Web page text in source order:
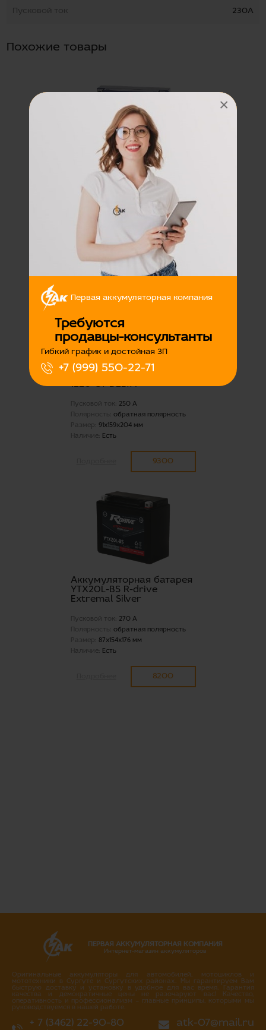
Первая аккумуляторная компания
Требуются
продавцы-консультанты
Гибкий график и достойная ЗП
+7 (999) 550-22-71
×
Пусковой ток 230А
Похожие товары
Аккумуляторная батарея
1216 EPS DELTA
Пусковой ток:
Полярность:обратная полярность
Размер:70x162x205 мм
Наличие:
Подробнее 8950
Аккумуляторная батарея
1220 СТ DELTA
Пусковой ток:
250 А
Полярность: обратная полярность
Размер: 91x159x204 мм
Наличие:
Есть
9300
Аккумуляторная батарея
YTX20L-BS R-drive
Extremal Silver
Пусковой ток:
270 А
Полярность: обратная полярность
Размер: 87x154x176 мм
Наличие:
Есть
8200
ПЕРВАЯ АККУМУЛЯТОРНАЯ КОМПАНИЯ
Интернет-магазин аккумуляторов
Оригинальные аккумуляторы для автомобилей, мотоциклов и
мототехники в Сургуте и Сургутских районах. Мы гарантируем Вам
быструю доставку и установку в удобное для вас время. Гарантия
качества и демократичные цены не разочаруют вас! Качество,
оперативность и профессионализм – главные принципы, которыми мы
руководствуемся в нашей работе.
+ 7 (3462) 22-90-80
atk-07@mail.ru